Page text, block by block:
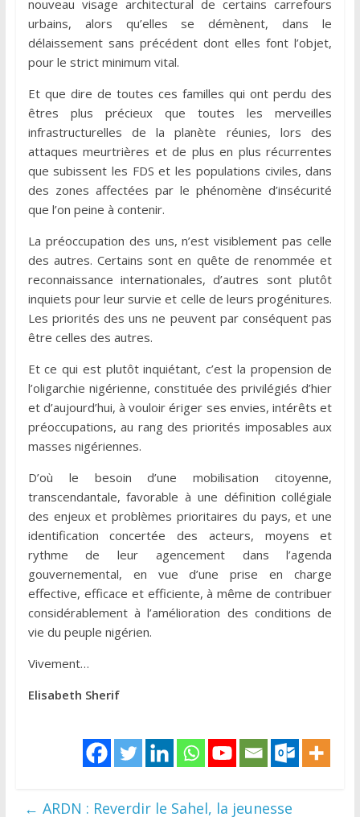
nouveau visage architectural de certains carrefours
urbains, alors qu’elles se démènent, dans le
délaissement sans précédent dont elles font l’objet,
pour le strict minimum vital.
Et que dire de toutes ces familles qui ont perdu des
êtres plus précieux que toutes les merveilles
infrastructurelles de la planète réunies, lors des
attaques meurtrières et de plus en plus récurrentes
que subissent les FDS et les populations civiles, dans
des zones affectées par le phénomène d’insécurité
que l’on peine à contenir.
La préoccupation des uns, n’est visiblement pas celle
des autres. Certains sont en quête de renommée et
reconnaissance internationales, d’autres sont plutôt
inquiets pour leur survie et celle de leurs progénitures.
Les priorités des uns ne peuvent par conséquent pas
être celles des autres.
Et ce qui est plutôt inquiétant, c’est la propension de
l’oligarchie nigérienne, constituée des privilégiés d’hier
et d’aujourd’hui, à vouloir ériger ses envies, intérêts et
préoccupations, au rang des priorités imposables aux
masses nigériennes.
D’où le besoin d’une mobilisation citoyenne,
transcendantale, favorable à une définition collégiale
des enjeux et problèmes prioritaires du pays, et une
identification concertée des acteurs, moyens et
rythme de leur agencement dans l’agenda
gouvernemental, en vue d’une prise en charge
effective, efficace et efficiente, à même de contribuer
considérablement à l’amélioration des conditions de
vie du peuple nigérien.
Vivement…
Elisabeth Sherif
← ARDN : Reverdir le Sahel, la jeunesse